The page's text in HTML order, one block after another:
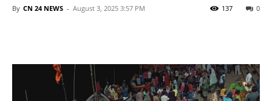
By CN 24 NEWS - August 3, 2025 3:57 PM 0
137